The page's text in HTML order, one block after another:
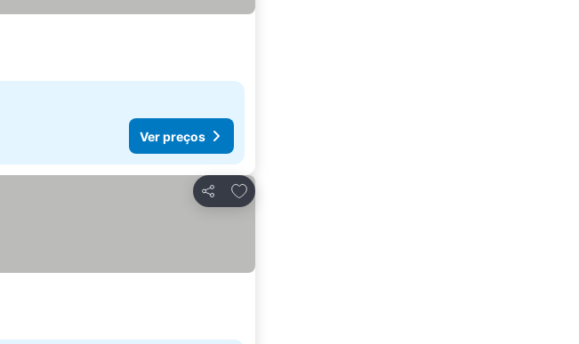
Ver preços
Partilhar
Adicionar aos favoritos